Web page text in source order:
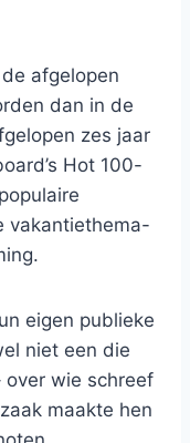
de afgelopen
dan in de
zes jaar
Hot 100-
vakantiethema-
eigen publieke
niet een die
over wie schreef
maakte hen